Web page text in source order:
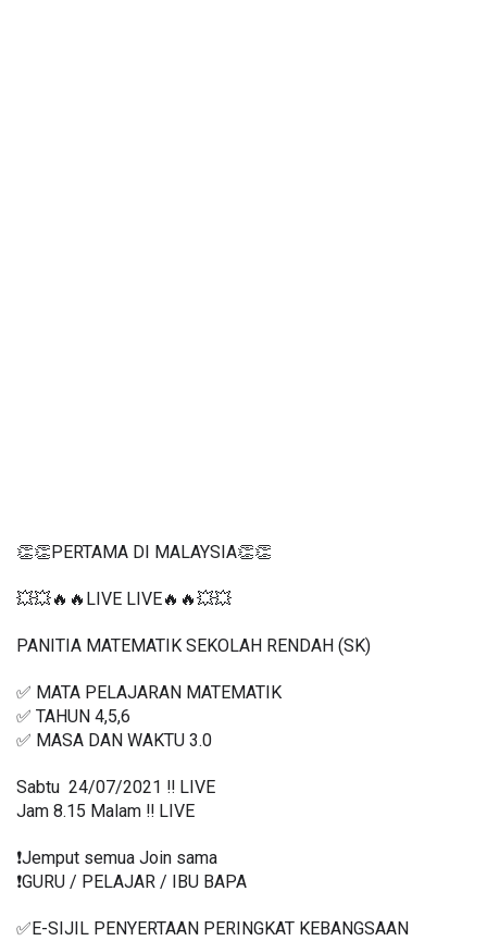
👏👏PERTAMA DI MALAYSIA👏👏
💥💥🔥🔥LIVE LIVE🔥🔥💥💥
PANITIA MATEMATIK SEKOLAH RENDAH (SK)
✅ MATA PELAJARAN MATEMATIK
✅ TAHUN 4,5,6
✅ MASA DAN WAKTU 3.0
Sabtu  24/07/2021 ‼️ LIVE
Jam 8.15 Malam ‼️ LIVE
❗️Jemput semua Join sama
❗️GURU / PELAJAR / IBU BAPA
✅E-SIJIL PENYERTAAN PERINGKAT KEBANGSAAN